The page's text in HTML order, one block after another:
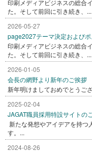
印刷メディアビジネスの総合
た。そして前回に引き続き、...
2026-05-27
page2027テーマ決定および
印刷メディアビジネスの総合
た。そして前回に引き続き、...
2026-01-05
会長の網野より新年のご挨拶
新年明けましておめでとうご
2025-02-04
JAGAT職員採用特設サイトの
新たな発想やアイデアを持つ
す。...
2024-08-26